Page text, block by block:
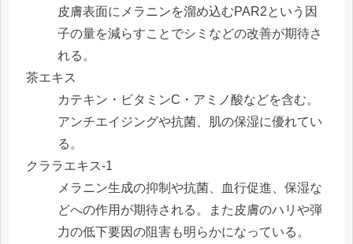
皮膚表面にメラニンを溜め込むPAR2という因
子の量を減らすことでシミなどの改善が期待さ
れる。
茶エキス
カテキン・ビタミンC・アミノ酸などを含む。
アンチエイジングや抗菌、肌の保湿に優れてい
る。
クララエキス-1
メラニン生成の抑制や抗菌、血行促進、保湿な
どへの作用が期待される。また皮膚のハリや弾
力の低下要因の阻害も明らかになっている。